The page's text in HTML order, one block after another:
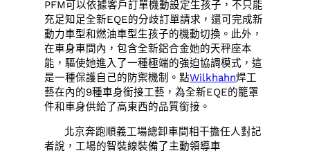
PFM可以依據客戶訂單機動設定生孩子，不只能
充足知足全新EQE的分歧訂單請求，還可完成新
動力車型和燃油車型生孩子的機動切換。此外，
在車身車間內，包含全新鋁合金她的天秤座本
能，驅使她進入了一種極端的強迫協調模式，這
是一種保護自己的防禦機制。點Wilkhahn焊工
藝在內的9種車身銜接工藝，為全新EQE的籠罩
件和車身供給了高東西的品質銜接。
北京奔跑順義工場總卸車間相干擔任人對記
者說，工場的智裝線裝備了主動領導車